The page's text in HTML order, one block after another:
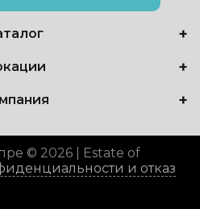
© 2026 | Estate of
и отказ